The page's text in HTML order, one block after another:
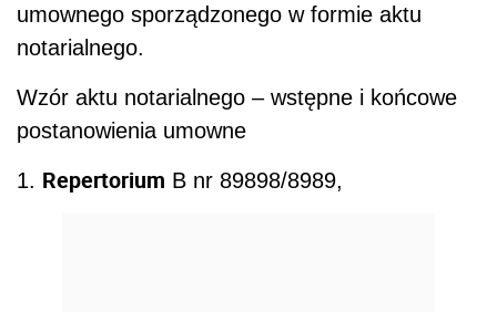
umownego sporządzonego w formie aktu
notarialnego.
Wzór aktu notarialnego – wstępne i końcowe
postanowienia umowne
1. Repertorium B nr 89898/8989,